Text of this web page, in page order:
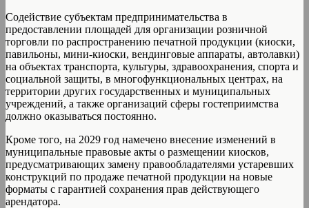
Содействие субъектам предпринимательства в
предоставлении площадей для организации розничной
торговли по распространению печатной продукции (киоски,
павильоны, мини-киоски, вендинговые аппараты, автолавки)
на объектах транспорта, культуры, здравоохранения, спорта и
социальной защиты, в многофункциональных центрах, на
территории других государственных и муниципальных
учреждений, а также организаций сферы гостеприимства
должно оказываться постоянно.
Кроме того, на 2029 год намечено внесение изменений в
муниципальные правовые акты о размещении киосков,
предусматривающих замену правообладателями устаревших
конструкций по продаже печатной продукции на новые
форматы с гарантией сохранения прав действующего
арендатора.